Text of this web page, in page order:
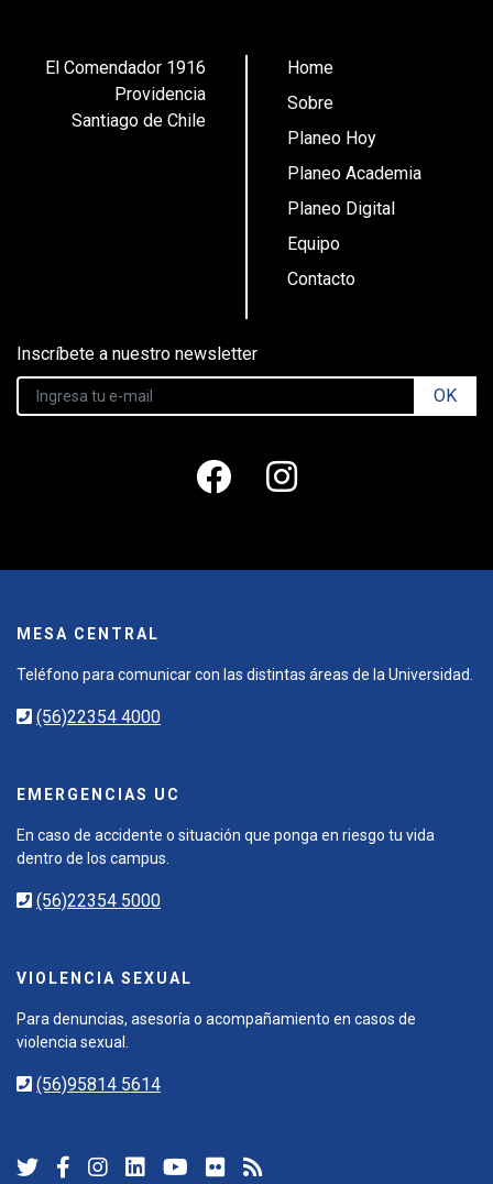
El Comendador 1916
Providencia
Santiago de Chile
Home
Sobre
Planeo Hoy
Planeo Academia
Planeo Digital
Equipo
Contacto
Inscríbete a nuestro newsletter
OK
MESA CENTRAL
Teléfono para comunicar con las distintas áreas de la Universidad.
(56)22354 4000
EMERGENCIAS UC
En caso de accidente o situación que ponga en riesgo tu vida
dentro de los campus.
(56)22354 5000
VIOLENCIA SEXUAL
Para denuncias, asesoría o acompañamiento en casos de
violencia sexual.
(56)95814 5614